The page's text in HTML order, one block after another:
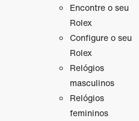
Encontre o seu
Rolex
Configure o seu
Rolex
Relógios
masculinos
Relógios
femininos